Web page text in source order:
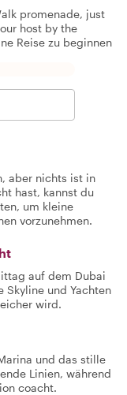
It
promenade, just
host by the
Reise zu beginnen
aber nichts ist in
hast, kannst du
um kleine
vorzunehmen.
auf dem Dubai
Skyline und Yachten
wird.
und das stille
Linien, während
coacht.